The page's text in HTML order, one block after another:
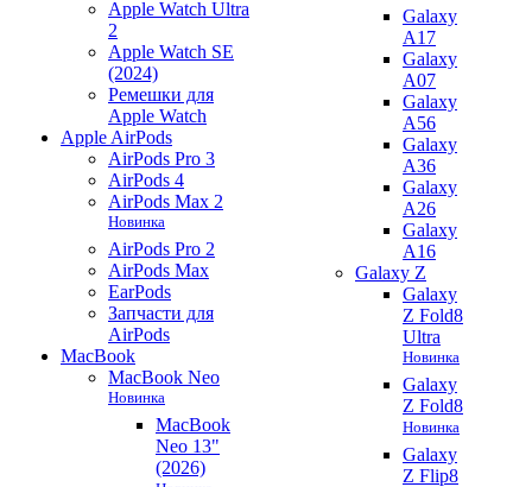
Apple Watch Ultra
2
Apple Watch SE
(2024)
Ремешки для
Apple Watch
Apple AirPods
AirPods Pro 3
AirPods 4
AirPods Max 2
Новинка
AirPods Pro 2
AirPods Max
EarPods
Запчасти для
AirPods
MacBook
MacBook Neo
Новинка
MacBook
Neo 13"
(2026)
Galaxy
A17
Galaxy
A07
Galaxy
A56
Galaxy
A36
Galaxy
A26
Galaxy
A16
Galaxy Z
Galaxy
Z Fold8
Ultra
Новинка
Galaxy
Z Fold8
Новинка
Galaxy
Z Flip8